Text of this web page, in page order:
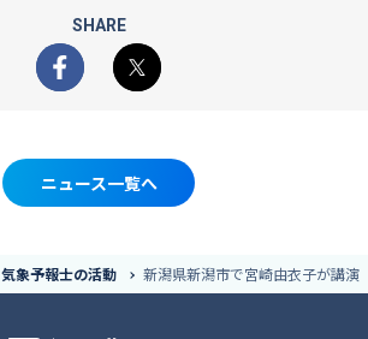
SHARE
Facebook
X
ニュース一覧へ
気象予報士の活動 新潟県新潟市で宮崎由衣子が講演